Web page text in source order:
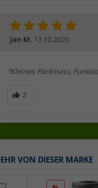
Jan M. 13.10.2020
"Kleines Packmass,
VON DIESER MARKE